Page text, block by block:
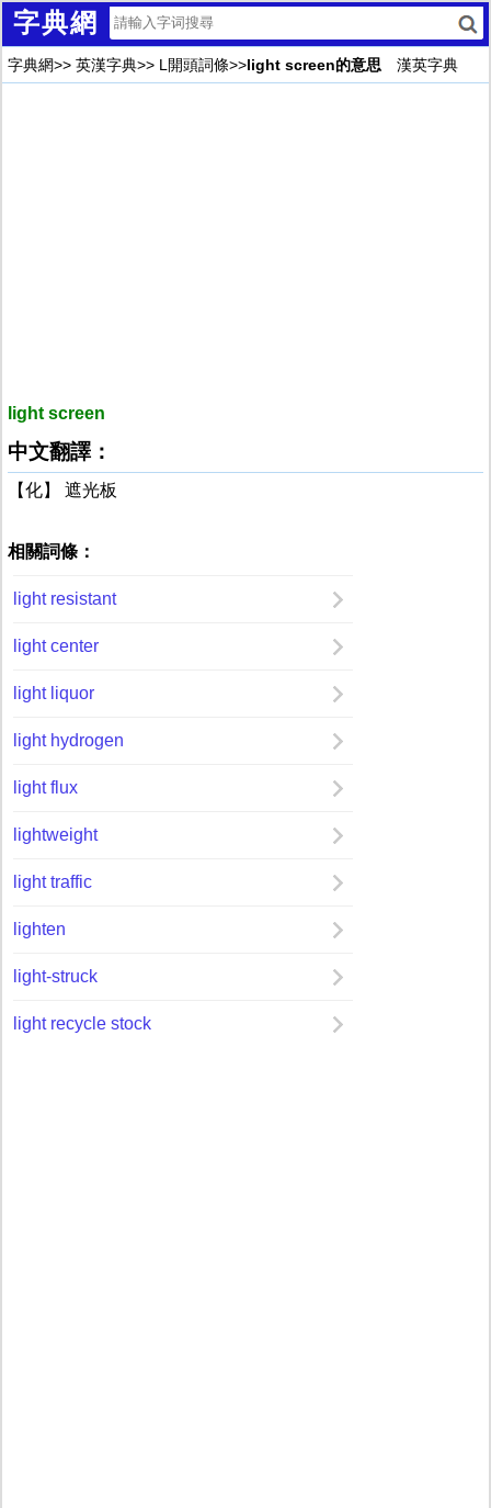
字典網
字典網>> 英漢字典>> L開頭詞條>>light screen的意思 漢英字典
light screen
中文翻譯：
【化】 遮光板
相關詞條：
light resistant
light center
light liquor
light hydrogen
light flux
lightweight
light traffic
lighten
light-struck
light recycle stock